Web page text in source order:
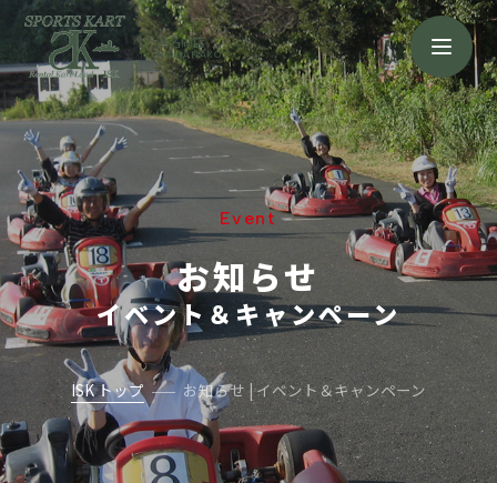
浜名湖店
HAMANAKO
Event
お知らせ
イベント＆キャンペーン
ISK トップ お知らせ | イベント＆キャンペーン